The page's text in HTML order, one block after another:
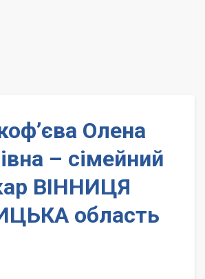
Олена
– сімейний
ВІННИЦЯ
область